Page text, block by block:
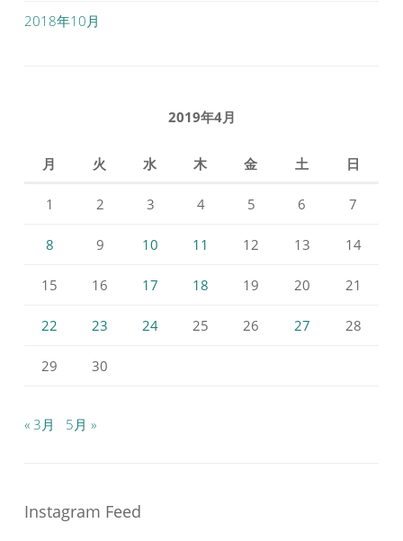
2018年10月
2019年4月
月 火 水 木 金 土 日
1 2 3 4 5 6 7
8 9 10 11 12 13 14
15 16 17 18 19 20 21
22 23 24 25 26 27 28
29 30
« 3月 5月 »
Instagram Feed